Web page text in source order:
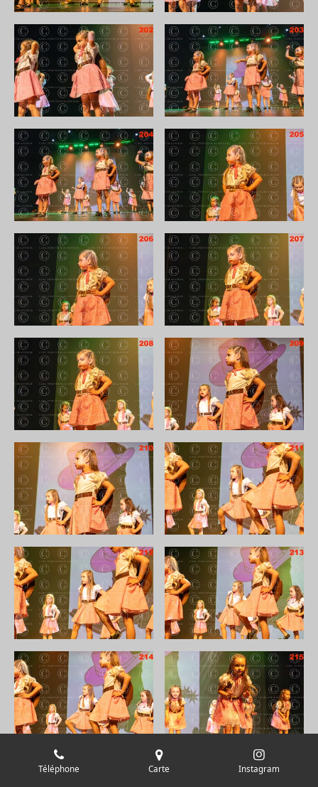
Téléphone Carte Instagram